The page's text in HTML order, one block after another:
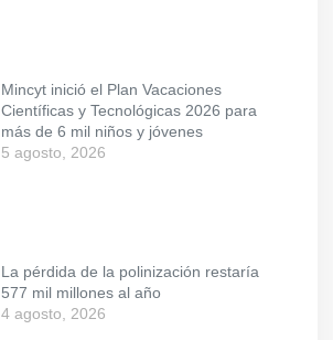
Mincyt inició el Plan Vacaciones
Científicas y Tecnológicas 2026 para
más de 6 mil niños y jóvenes
5 agosto, 2026
La pérdida de la polinización restaría
577 mil millones al año
4 agosto, 2026